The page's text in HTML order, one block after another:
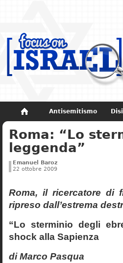
Antisemitismo
Non dimenticare Storia di
Roma: “Lo
leggenda”
Emanuel Baroz
22 ottobre 2009
Roma, il ricercatore di
ripreso dall’estrema
“Lo sterminio degli
shock alla Sapienza
di Marco Pasqua